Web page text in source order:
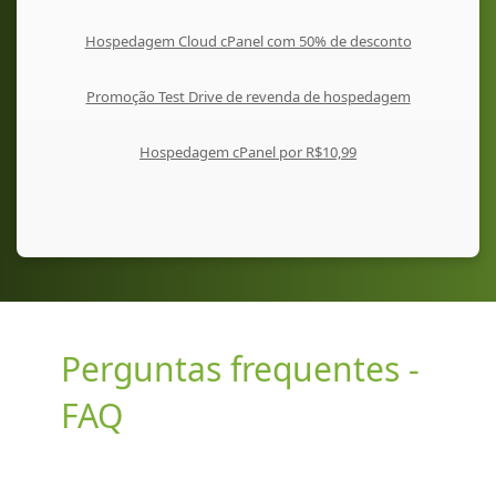
Hospedagem Cloud cPanel com 50% de desconto
Promoção Test Drive de revenda de hospedagem
Hospedagem cPanel por R$10,99
Perguntas frequentes -
FAQ